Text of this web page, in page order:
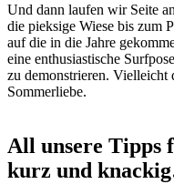
Und dann laufen wir Seite
die pieksige Wiese bis zum
auf die in die Jahre
eine enthusiastische
zu demonstrieren. Vielleicht
Sommerliebe.
All unsere Tipps
kurz und